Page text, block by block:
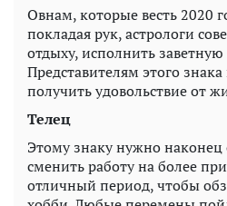
Овнам, которые весть 2020
покладая рук, астрологи
отдыху, исполнить заветную
Представителям этого
получить удовольствие от
Телец
Этому знаку нужно наконец
сменить работу на более
отличный период, чтобы